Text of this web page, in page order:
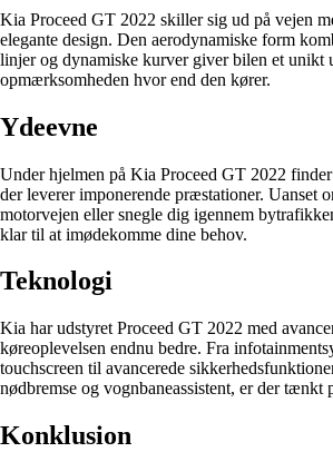
Kia Proceed GT 2022 skiller sig ud på vejen
elegante design. Den aerodynamiske form
linjer og dynamiske kurver giver bilen et unikt
opmærksomheden hvor end den kører.
Ydeevne
Under hjelmen på Kia Proceed GT 2022
der leverer imponerende præstationer. Uanset
motorvejen eller snegle dig igennem
klar til at imødekomme dine behov.
Teknologi
Kia har udstyret Proceed GT 2022 med
køreoplevelsen endnu bedre. Fra
touchscreen til avancerede
nødbremse og vognbaneassistent, er der tænkt
Konklusion